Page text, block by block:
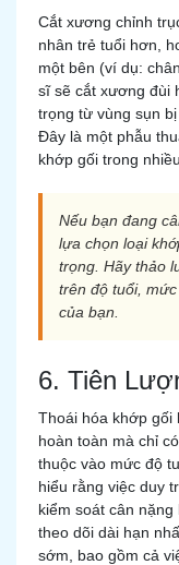
Cắt xương chỉnh
nhân trẻ tuổi hơn,
một bên (ví dụ:
sĩ sẽ cắt xương đùi
trọng từ vùng sụn
Đây là một phẫu
khớp gối trong
Nếu bạn đang
lựa chọn loại
trọng. Hãy thảo
trên độ tuổi,
của bạn.
6. Tiên
Thoái hóa khớp gối
hoàn toàn mà chỉ
thuộc vào mức độ
hiểu rằng việc duy
kiểm soát cân
theo dõi dài hạn
sớm, bao gồm cả